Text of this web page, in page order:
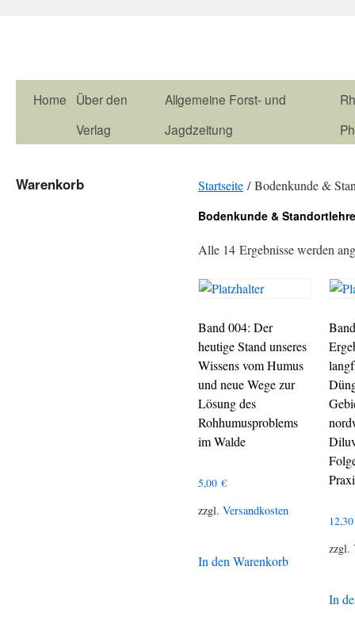
Home
Über den
Verlag
Allgemeine Forst- und
Jagdzeitung
Startseite / Bodenkunde &
Bodenkunde & Standortlehre
Alle 14 Ergebnisse werden
Band 004: Der
heutige Stand unseres
Wissens vom Humus
und neue Wege zur
Lösung des
Rohhumusproblems
im Walde
5,00 €
zzgl. Versandkosten
In den Warenkorb
zzgl.
In
Warenkorb